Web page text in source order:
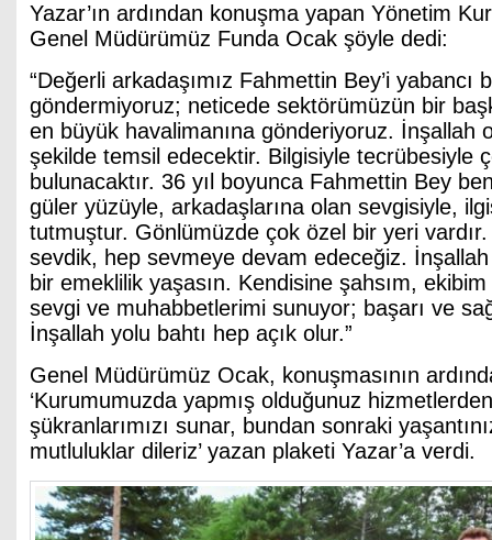
Yazar’ın ardından konuşma yapan Yönetim
Genel Müdürümüz Funda Ocak şöyle dedi:
“Değerli arkadaşımız Fahmettin Bey’i yabancı
göndermiyoruz; neticede sektörümüzün bir
en büyük havalimanına gönderiyoruz. İnşallah
şekilde temsil edecektir. Bilgisiyle tecrübesiyle
bulunacaktır. 36 yıl boyunca Fahmettin Bey
güler yüzüyle, arkadaşlarına olan sevgisiyle,
tutmuştur. Gönlümüzde çok özel bir yeri
sevdik, hep sevmeye devam edeceğiz.
bir emeklilik yaşasın. Kendisine şahsım,
sevgi ve muhabbetlerimi sunuyor; başarı ve
İnşallah yolu bahtı hep açık olur.”
Genel Müdürümüz Ocak, konuşmasının
‘Kurumumuzda yapmış olduğunuz
şükranlarımızı sunar, bundan sonraki
mutluluklar dileriz’ yazan plaketi Yazar’a verdi.